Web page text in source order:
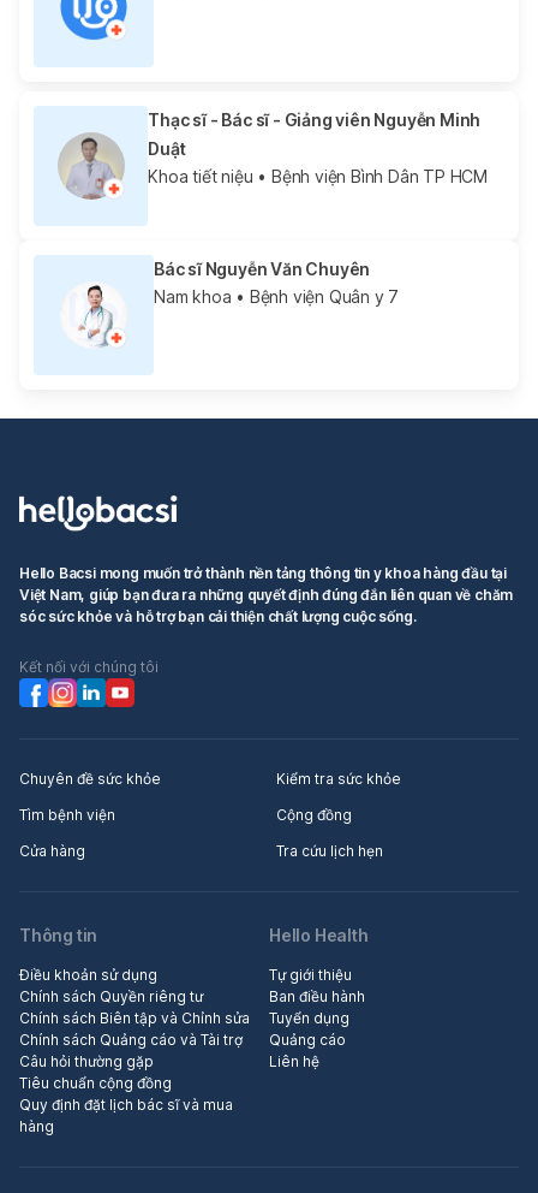
Thạc sĩ - Bác sĩ - Giảng viên Nguyễn Minh
Duật
Khoa tiết niệu • Bệnh viện Bình Dân TP HCM
Bác sĩ Nguyễn Văn Chuyên
Nam khoa • Bệnh viện Quân y 7
Hello Bacsi mong muốn trở thành nền tảng thông tin y khoa hàng đầu tại
Việt Nam, giúp bạn đưa ra những quyết định đúng đắn liên quan về chăm
sóc sức khỏe và hỗ trợ bạn cải thiện chất lượng cuộc sống.
Kết nối với chúng tôi
Chuyên đề sức khỏe
Kiểm tra sức khỏe
Tìm bệnh viện
Cộng đồng
Cửa hàng
Tra cứu lịch hẹn
Thông tin
Điều khoản sử dụng
Chính sách Quyền riêng tư
Chính sách Biên tập và Chỉnh sửa
Chính sách Quảng cáo và Tài trợ
Câu hỏi thường gặp
Tiêu chuẩn cộng đồng
Quy định đặt lịch bác sĩ và mua
hàng
Hello Health
Tự giới thiệu
Ban điều hành
Tuyển dụng
Quảng cáo
Liên hệ